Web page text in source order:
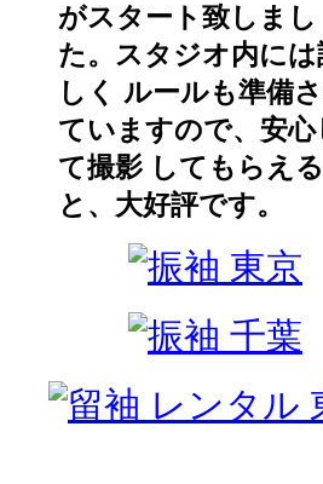
がスタート致しまし
た。スタジオ内には
しく ルールも準備
ていますので、安心
て撮影 してもらえる
と、大好評です。